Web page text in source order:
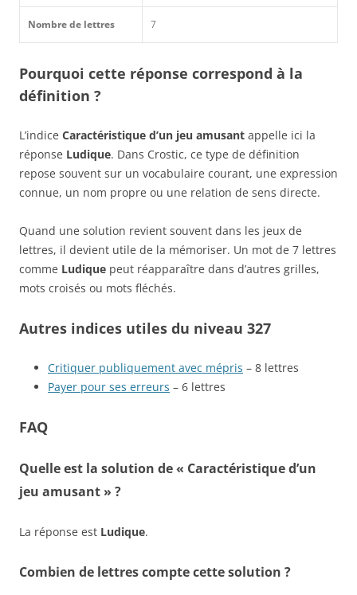
Nombre de lettres 7
Pourquoi cette réponse correspond à la
définition ?
L’indice Caractéristique d’un jeu amusant appelle ici la
réponse Ludique. Dans Crostic, ce type de définition
repose souvent sur un vocabulaire courant, une expression
connue, un nom propre ou une relation de sens directe.
Quand une solution revient souvent dans les jeux de
lettres, il devient utile de la mémoriser. Un mot de 7 lettres
comme Ludique peut réapparaître dans d’autres grilles,
mots croisés ou mots fléchés.
Autres indices utiles du niveau 327
Critiquer publiquement avec mépris – 8 lettres
Payer pour ses erreurs – 6 lettres
FAQ
Quelle est la solution de « Caractéristique d’un
jeu amusant » ?
La réponse est Ludique.
Combien de lettres compte cette solution ?